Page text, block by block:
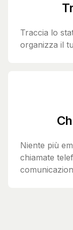
Traccia lo
organizza il
Niente più
chiamate